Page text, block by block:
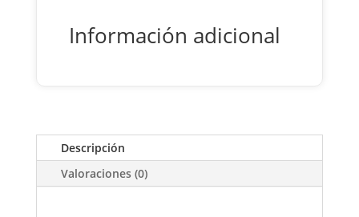
Información adicional
Descripción
Valoraciones (0)